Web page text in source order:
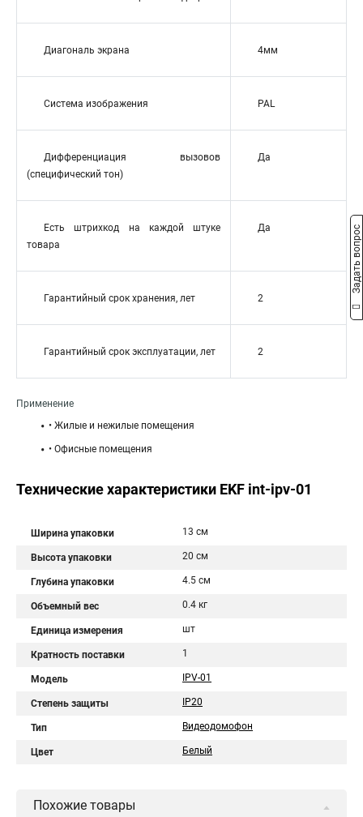
Диагональ экрана 4мм
Система изображения PAL
Дифференциация вызовов
(специфический тон)
Да
Есть штрихкод на каждой штуке
товара
Да
Гарантийный срок хранения, лет 2
Гарантийный срок эксплуатации, лет 2
Применение
• Жилые и нежилые помещения
• Офисные помещения
Технические характеристики EKF int-ipv-01
Ширина упаковки 13 см
Высота упаковки 20 см
Глубина упаковки 4.5 см
Объемный вес 0.4 кг
Единица измерения шт
Кратность поставки 1
Модель IPV-01
Степень защиты IP20
Тип Видеодомофон
Цвет Белый
Похожие товары
Задать вопрос